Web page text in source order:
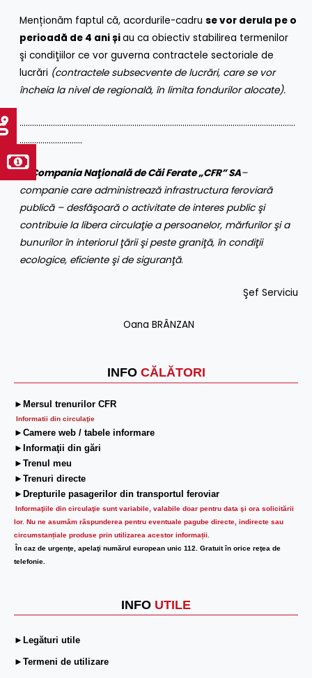
INFO CĂLĂTORI
►Mersul trenurilor CFR
Informatii din circulaţie
►Camere web / tabele informare
►Informaţii din gări
►Trenul meu
►Trenuri directe
►Drepturile pasagerilor din transportul feroviar
Informaţiile din circulaţie sunt variabile, valabile doar pentru data şi ora solicitării
lor. Nu ne asumăm răspunderea pentru eventuale pagube directe, indirecte sau
circumstanțiale produse prin utilizarea acestor informații.
În caz de urgenţe, apelaţi numărul european unic 112. Gratuit în orice reţea de
telefonie.
INFO UTILE
►Legături utile
►Termeni de utilizare
Menționăm faptul că, acordurile-cadruse vor derula pe o
perioadă de 4 ani șiau ca obiectiv stabilirea termenilor
şi condiţiilor ce vor guverna contractele sectoriale de
lucrări (contractele subsecvente de lucrări, care se vor
încheia la nivel de regională, în limita fondurilor alocate).
……………………………………………………………………………………………………………………
…………………………
Compania Naţională de Căi Ferate „CFR” SA–
companie care administrează infrastructura feroviară
publică – desfăşoară o activitate de interes public şi
contribuie la libera circulaţie a persoanelor, mărfurilor şi a
bunurilor în interiorul ţării şi peste graniţă, în condiţii
ecologice, eficiente şi de siguranţă.
Şef Serviciu
Oana BRÂNZAN